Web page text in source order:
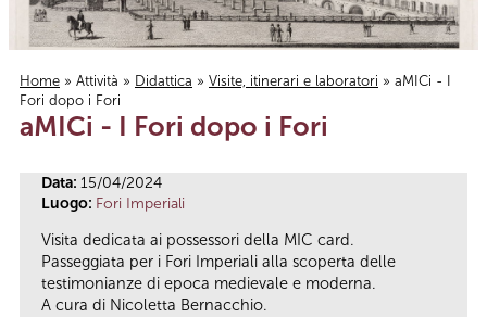
Tu sei qui
Home » Attività » Didattica » Visite, itinerari e laboratori » aMICi - I
Fori dopo i Fori
aMICi - I Fori dopo i Fori
Data: 15/04/2024
Luogo: Fori Imperiali
Visita dedicata ai possessori della MIC card.
Passeggiata per i Fori Imperiali alla scoperta delle
testimonianze di epoca medievale e moderna.
A cura di Nicoletta Bernacchio.